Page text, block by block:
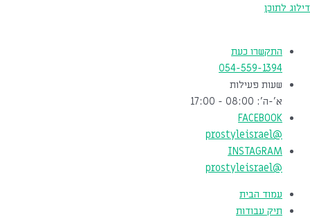
דילוג לתוכן
התקשרו כעת
054-559-1394
שעות פעילות
א'-ה': 08:00 - 17:00
FACEBOOK
@prostyleisrael
INSTAGRAM
@prostyleisrael
עמוד הבית
תיק עבודות